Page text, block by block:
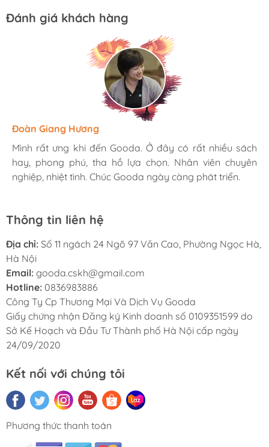
Đánh giá khách hàng
Hương Suri
Mình rất ưng khi đến Gooda. Ở đây có rất nhiều sách
hay, phong phú, tha hồ lựa chọn. Nhân viên chuyên
nghiệp, nhiệt tình. Chúc Gooda ngày càng phát triển.
Đoàn Giang Hương
Mình rất ưng khi đến Gooda. Ở đây có rất nhiều sách
hay, phong phú, tha hồ lựa chọn. Nhân viên chuyên
nghiệp, nhiệt tình. Chúc Gooda ngày càng phát triển.
Ngọc Anh
Mình rất ưng khi đến Gooda. Ở đây có rất nhiều sách
hay, phong phú, tha hồ lựa chọn. Nhân viên chuyên
nghiệp, nhiệt tình. Chúc Gooda ngày càng phát triển.
Thông tin liên hệ
Địa chỉ: Số 11 ngách 24 Ngõ 97 Văn Cao, Phường Ngọc Hà,
Hà Nội
Email: gooda.cskh@gmail.com
Hotline: 0836983886
Công Ty Cp Thương Mại Và Dịch Vụ Gooda
Giấy chứng nhận Đăng ký Kinh doanh số 0109351599 do
Sở Kế Hoạch và Đầu Tư Thành phố Hà Nội cấp ngày
24/09/2020
Kết nối với chúng tôi
Phương thức thanh toán